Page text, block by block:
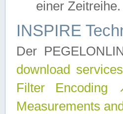
einer Zeitreihe.
INSPIRE
Der
download
Filter Encoding
Measurements